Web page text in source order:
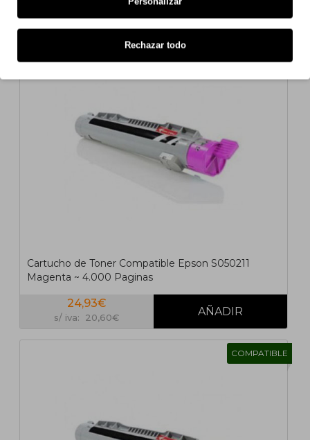
Cartucho de Toner Compatible Epson S050211
Magenta ~ 4.000 Paginas
24,93€
s/ iva: 20,60€
COMPATIBLE
Rechazar todo